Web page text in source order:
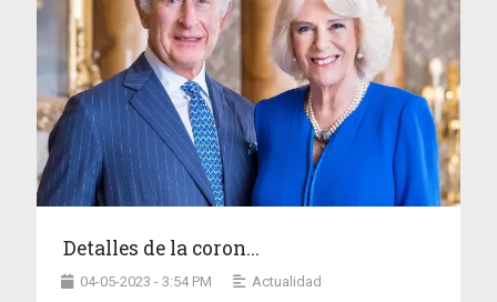
Detalles de la coron...
04-05-2023 - 3:54 PM Actualidad